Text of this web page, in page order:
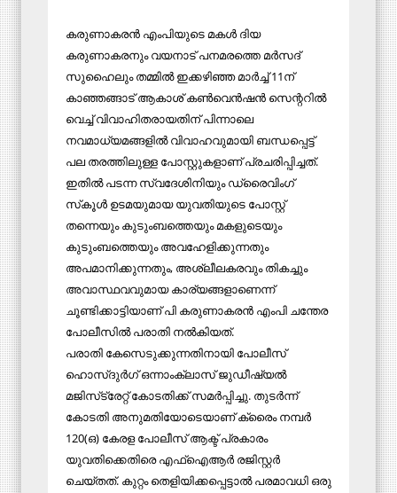
കരുണാകരന്‍ എംപിയുടെ മകള്‍ ദിയ
കരുണാകരനും വയനാട് പനമരത്തെ മര്‍സദ്
സുഹൈലും തമ്മില്‍ ഇക്കഴിഞ്ഞ മാര്‍ച്ച് 11ന്
കാഞ്ഞങ്ങാട് ആകാശ് കണ്‍വെന്‍ഷന്‍ സെന്ററില്‍
വെച്ച് വിവാഹിതരായതിന് പിന്നാലെ
നവമാധ്യമങ്ങളില്‍ വിവാഹവുമായി ബന്ധപ്പെട്ട്
പല തരത്തിലുള്ള പോസ്റ്റുകളാണ് പ്രചരിപ്പിച്ചത്.
ഇതില്‍ പടന്ന സ്വദേശിനിയും ഡ്രൈവിംഗ്
സ്‌കൂള്‍ ഉടമയുമായ യുവതിയുടെ പോസ്റ്റ്
തന്നെയും കുടുംബത്തെയും മകളുടെയും
കുടുംബത്തെയും അവഹേളിക്കുന്നതും
അപമാനിക്കുന്നതും, അശ്ലീലകരവും തികച്ചും
അവാസ്ഥവവുമായ കാര്യങ്ങളാണെന്ന്
ചൂണ്ടിക്കാട്ടിയാണ് പി കരുണാകരന്‍ എംപി ചന്തേര
പോലീസില്‍ പരാതി നല്‍കിയത്.
പരാതി കേസെടുക്കുന്നതിനായി പോലീസ്
ഹൊസ്ദുര്‍ഗ് ഒന്നാംക്ലാസ് ജുഡീഷ്യല്‍
മജിസ്‌ട്രേറ്റ് കോടതിക്ക് സമര്‍പ്പിച്ചു. തുടര്‍ന്ന്
കോടതി അനുമതിയോടെയാണ് ക്രൈം നമ്പര്‍
120(ഒ) കേരള പോലീസ് ആക്ട് പ്രകാരം
യുവതിക്കെതിരെ എഫ്‌ഐആര്‍ രജിസ്റ്റര്‍
ചെയ്തത്. കുറ്റം തെളിയിക്കപ്പെട്ടാല്‍ പരമാവധി ഒരു